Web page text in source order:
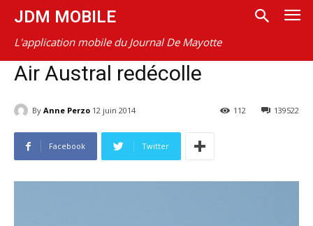
JDM MOBILE
L'application mobile du Journal De Mayotte
Air Austral redécolle
By Anne Perzo 12 juin 2014 139522
112
Facebook Twitter